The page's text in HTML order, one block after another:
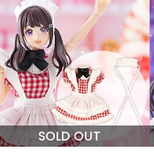
SOLD OUT